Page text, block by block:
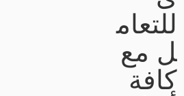
للتعام
ل مع
كافة